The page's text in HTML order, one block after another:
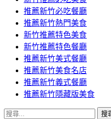
推薦新竹必吃餐廳
推薦新竹熱門美食
新竹推薦特色美食
新竹推薦特色餐廳
推薦新竹美式餐廳
推薦新竹美食名店
推薦新竹義式餐廳
推薦新竹隱藏版美食
搜